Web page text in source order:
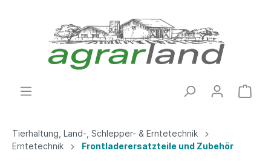
Tierhaltung, Land-, Schlepper- & Erntetechnik
Erntetechnik
Frontladerersatzteile und Zubehör